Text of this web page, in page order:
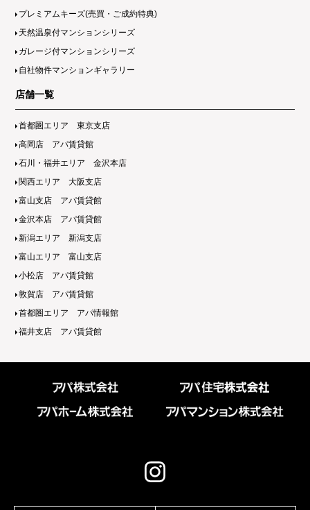
プレミアムキーズ(売買・ご成約特典)
天然温泉付マンションシリーズ
ガレージ付マンションシリーズ
自社物件マンションギャラリー
店舗一覧
首都圏エリア 東京支店
高岡店 アパ賃貸館
石川・福井エリア 金沢本店
関西エリア 大阪支店
富山支店 アパ賃貸館
金沢本店 アパ賃貸館
新潟エリア 新潟支店
富山エリア 富山支店
小松店 アパ賃貸館
敦賀店 アパ賃貸館
首都圏エリア アパ情報館
福井支店 アパ賃貸館